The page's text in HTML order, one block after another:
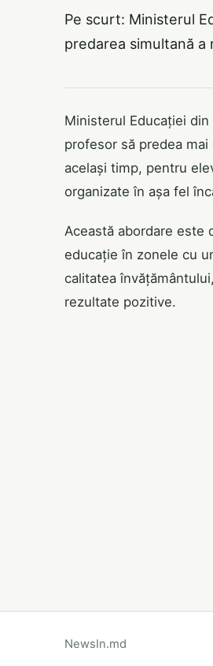
Pe scurt: Ministerul
predarea simultană
Ministerul Educației
profesor să predea
același timp, pentru
organizate în așa fel
Această abordare este
educație în zonele cu
calitatea
rezultate pozitive.
NewsIn.md